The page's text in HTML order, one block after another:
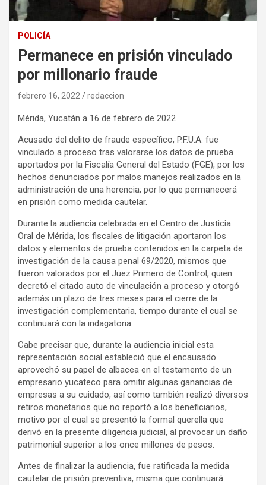
POLICÍA
Permanece en prisión vinculado
por millonario fraude
febrero 16, 2022 redaccion
Mérida, Yucatán a 16 de febrero de 2022
Acusado del delito de fraude específico, P.F.U.A. fue
vinculado a proceso tras valorarse los datos de prueba
aportados por la Fiscalía General del Estado (FGE), por los
hechos denunciados por malos manejos realizados en la
administración de una herencia; por lo que permanecerá
en prisión como medida cautelar.
Durante la audiencia celebrada en el Centro de Justicia
Oral de Mérida, los fiscales de litigación aportaron los
datos y elementos de prueba contenidos en la carpeta de
investigación de la causa penal 69/2020, mismos que
fueron valorados por el Juez Primero de Control, quien
decretó el citado auto de vinculación a proceso y otorgó
además un plazo de tres meses para el cierre de la
investigación complementaria, tiempo durante el cual se
continuará con la indagatoria.
Cabe precisar que, durante la audiencia inicial esta
representación social estableció que el encausado
aprovechó su papel de albacea en el testamento de un
empresario yucateco para omitir algunas ganancias de
empresas a su cuidado, así como también realizó diversos
retiros monetarios que no reportó a los beneficiarios,
motivo por el cual se presentó la formal querella que
derivó en la presente diligencia judicial, al provocar un daño
patrimonial superior a los once millones de pesos.
Antes de finalizar la audiencia, fue ratificada la medida
cautelar de prisión preventiva, misma que continuará